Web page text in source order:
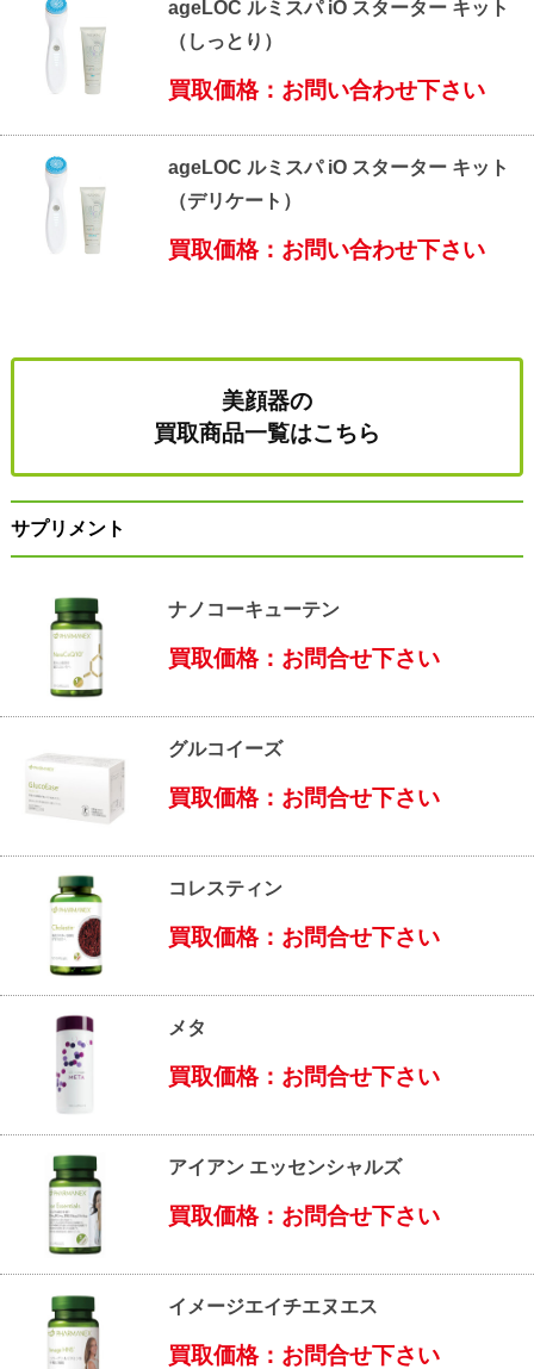
ageLOC ルミスパ iO スターター キット
（しっとり）
買取価格：お問い合わせ下さい
ageLOC ルミスパ iO スターター キット
（デリケート）
買取価格：お問い合わせ下さい
美顔器の
買取商品一覧はこちら
サプリメント
ナノコーキューテン
買取価格：お問合せ下さい
グルコイーズ
買取価格：お問合せ下さい
コレスティン
買取価格：お問合せ下さい
メタ
買取価格：お問合せ下さい
アイアン エッセンシャルズ
買取価格：お問合せ下さい
イメージエイチエヌエス
買取価格：お問合せ下さい